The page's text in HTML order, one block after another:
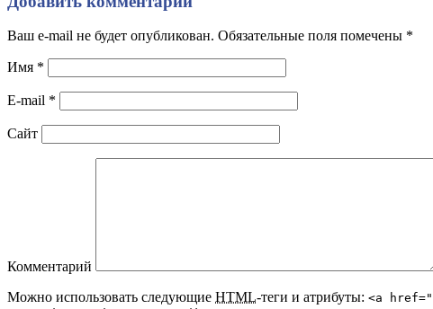
Ваш e-mail не будет опубликован. Обязательные поля помечены *
Имя *
E-mail *
Сайт
Комментарий
Можно использовать следующие HTML-теги и атрибуты: <a